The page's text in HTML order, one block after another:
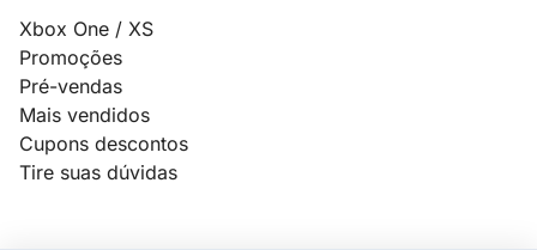
Xbox One / XS
Promoções
Pré-vendas
Mais vendidos
Cupons descontos
Tire suas dúvidas